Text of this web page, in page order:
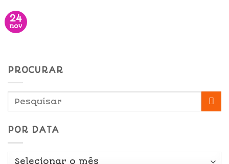
24
nov
PROCURAR
POR DATA
Por